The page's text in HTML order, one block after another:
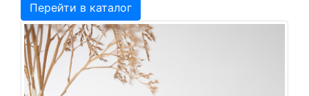
Перейти в каталог